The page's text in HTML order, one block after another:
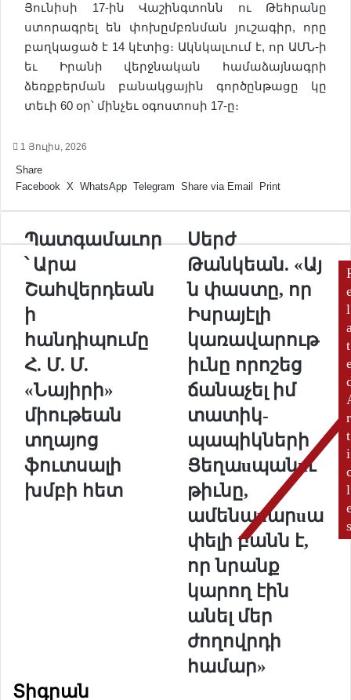
Յունիսի 17-ին Վաշինգտոնն ու Թեհրանը
ստորագրել են փոխըմբռնման յուշագիր, որը
բաղկացած է 14 կէտից։ Ակնկալւում է, որ ԱՄՆ-ի
եւ Իրանի վերջնական համաձայնագրի
ձեռքբերման բանակցային գործընթացը կը
տեւի 60 օր՝ մինչեւ օգոստոսի 17-ը։
1 Յուլիս, 2026
Share
Facebook X WhatsApp Telegram Share via Email Print
Պ
գ
մ
ա
ո
Ա
ր
ա
Շ
ա
հ
ն
դ
Պատգամաւոր
՝ Արա
Շահվերդեան
ի
հանդիպումը
Հ. Մ. Մ.
«Նայիրի»
միութեան
տղայոց
ֆուտսալի
խմբի հետ
ր
ժ
ա
ն
ե
ա
ն
.
«
Ա
յ
ն
փ
ա
ս
տ
ը
,
ո
Ի
ս
Սերժ
Թանկեան. «Այ
ն փաստը, որ
Իսրայէլի
կառավարութ
իւնը որոշեց
ճանաչել իմ
տատիկ-
պապիկների
Ցեղաuպանnւ
թիւնը,
ամենաuարuա
փելի բանն է,
որ նրանք
կարող էին
անել մեր
ժողովրդի
համար»
l
t
r
t
i
l
s
Տիգրան